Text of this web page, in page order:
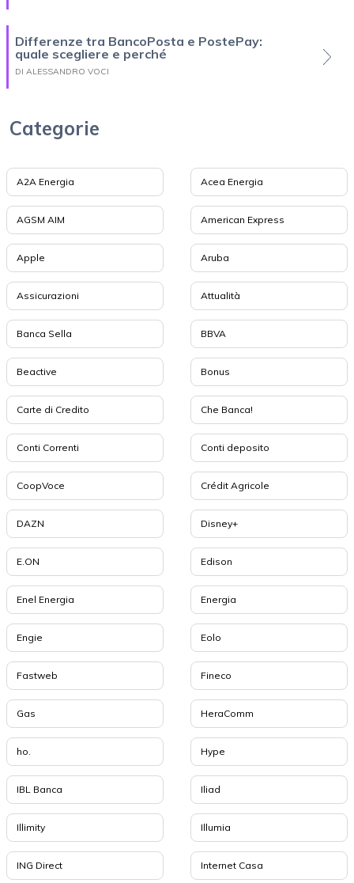
Differenze tra BancoPosta e PostePay:
quale scegliere e perché
DI ALESSANDRO VOCI
Categorie
A2A Energia Acea Energia
AGSM AIM American Express
Apple Aruba
Assicurazioni Attualità
Banca Sella BBVA
Beactive Bonus
Carte di Credito Che Banca!
Conti Correnti Conti deposito
CoopVoce Crédit Agricole
DAZN Disney+
E.ON Edison
Enel Energia Energia
Engie Eolo
Fastweb Fineco
Gas HeraComm
ho. Hype
IBL Banca Iliad
Illimity Illumia
ING Direct Internet Casa